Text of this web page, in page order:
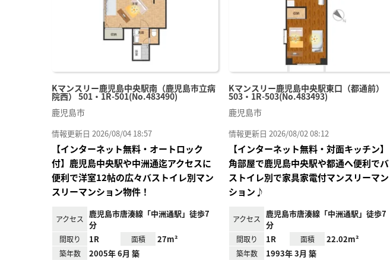
Kマンスリー鹿児島中央駅南（鹿児島市立病
院西） 501・1R-501(No.483490)
鹿児島市
情報更新日 2026/08/04 18:57
【インターネット無料・オートロック
付】鹿児島中央駅や中洲通迄アクセスに
便利で洋室12帖の広々バストイレ別マン
スリーマンション物件！
アクセス
鹿児島市唐湊線「中洲通駅」徒歩7
分
間取り 1R 面積 27m²
築年数 2005年 6月 築
Kマンスリー鹿児島中央駅東口（都通前）
503・1R-503(No.483493)
鹿児島市
情報更新日 2026/08/02 08:12
【インターネット無料・対面キッチン】
角部屋で鹿児島中央駅や都通へ便利でバ
ストイレ別で家具家電付マンスリーマン
ション♪
アクセス
鹿児島市唐湊線「中洲通駅」徒歩7
分
間取り 1R 面積 22.02m²
築年数 1993年 3月 築